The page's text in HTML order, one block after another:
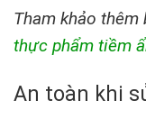
Tham khảo thêm
thực phẩm tiềm
An toàn khi